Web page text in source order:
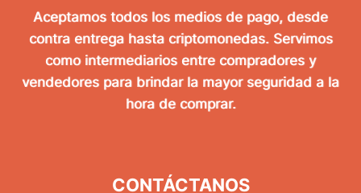
Aceptamos todos los medios de pago, desde
contra entrega hasta criptomonedas. Servimos
como intermediarios entre compradores y
vendedores para brindar la mayor seguridad a la
hora de comprar.
CONTÁCTANOS